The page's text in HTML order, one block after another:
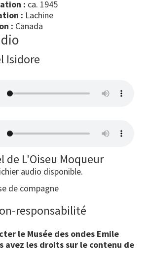
: ca. 1945
: Lachine
: Canada
Isidore
de L'Oiseu Moqueur
audio disponible.
de compagne
responsabilité
le Musée des ondes Emile
avez les droits sur le contenu de